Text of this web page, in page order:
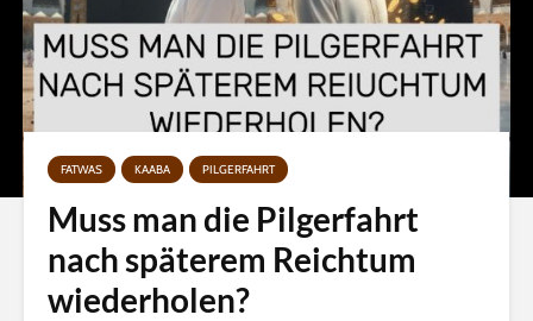
FATWAS KAABA PILGERFAHRT
Muss man die Pilgerfahrt
nach späterem Reichtum
wiederholen?